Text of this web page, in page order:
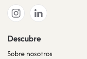
Descubre
Sobre nosotros